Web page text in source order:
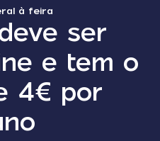
à feira
ser
e tem o
4€ por